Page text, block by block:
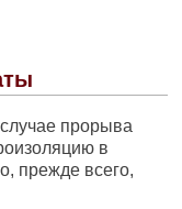
прорыва
в
прежде всего,